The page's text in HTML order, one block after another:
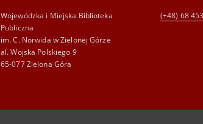
Wojewódzka i Miejska Biblioteka
Publiczna
im. C. Norwida w Zielonej Górze
al. Wojska Polskiego 9
65-077 Zielona Góra
(+48) 68